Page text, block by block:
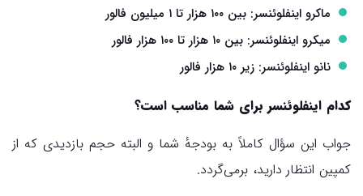
ماکرو اینفلوئنسر: بین ۱۰۰ هزار تا ۱ میلیون فالور
میکرو اینفلوئنسر: بین ۱۰ هزار تا ۱۰۰ هزار فالور
نانو اینفلوئنسر: زیر ۱۰ هزار فالور
کدام اینفلوئنسر برای شما مناسب است؟
جواب این سؤال کاملاً به بودجهٔ شما و البته حجم بازدیدی که از
کمپین انتظار دارید، برمی‌گردد.